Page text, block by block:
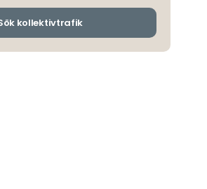
och
kollektivtrafik